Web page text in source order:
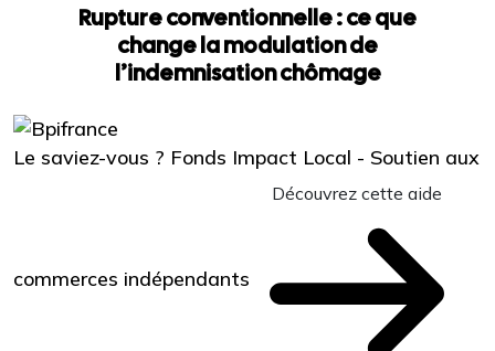
Rupture conventionnelle : ce que
change la modulation de
l’indemnisation chômage
Le saviez-vous ? Fonds Impact Local - Soutien aux
commerces indépendants
Découvrez cette aide